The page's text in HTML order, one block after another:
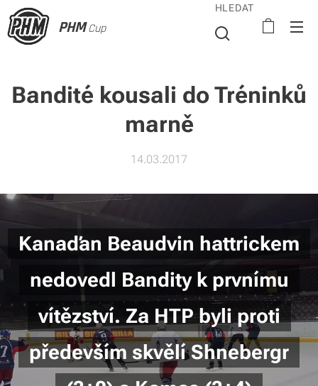
PHMCup
HLEDAT
Bandité kousali do Tréninků
marně
14.03.2017
Kanaďan Beaudvin hattrickem
nedovedl Bandity k prvnímu
vítězství. Za HTP byli proti
především skvělí Shnebergr